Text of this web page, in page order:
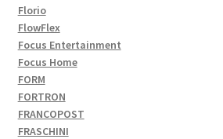
Florio
FlowFlex
Focus Entertainment
Focus Home
FORM
FORTRON
FRANCOPOST
FRASCHINI